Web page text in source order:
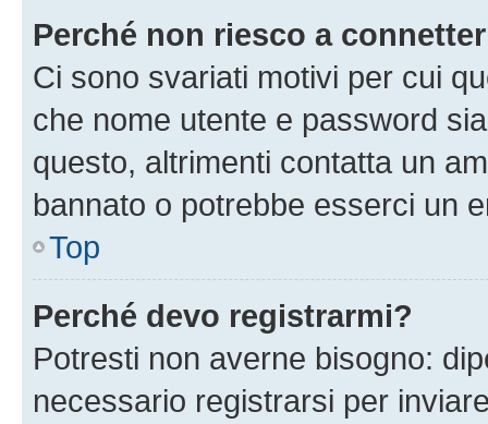
Perché non riesco a
Ci sono svariati motivi per cui
che nome utente e password
questo, altrimenti contatta un
bannato o potrebbe esserci un
Top
Perché devo registrarmi?
Potresti non averne bisogno:
necessario registrarsi per